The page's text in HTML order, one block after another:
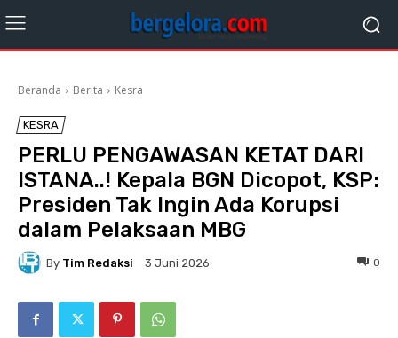
Beranda Berita Kesra
KESRA
PERLU PENGAWASAN KETAT DARI
ISTANA..! Kepala BGN Dicopot, KSP:
Presiden Tak Ingin Ada Korupsi
dalam Pelaksaan MBG
By Tim Redaksi 3 Juni 2026 0